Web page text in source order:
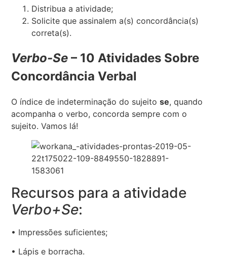
Distribua a atividade;
Solicite que assinalem a(s) concordância(s)
correta(s).
Verbo-Se– 10 Atividades Sobre
Concordância Verbal
O índice de indeterminação do sujeitose, quando
acompanha o verbo, concorda sempre com o
sujeito. Vamos lá!
Recursos para a atividade
Verbo+Se:
• Impressões suficientes;
• Lápis e borracha.